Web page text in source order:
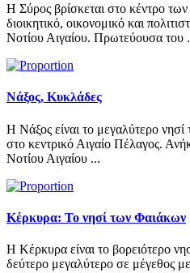
Η Σύρος βρίσκεται στο κέντρο
διοικητικό, οικονομικό και
Νοτίου Αιγαίου. Πρωτεύουσα του
Νάξος, Κυκλάδες
Η Νάξος είναι το μεγαλύτερο
στο κεντρικό Αιγαίο Πέλαγος.
Νοτίου Αιγαίου ...
Κέρκυρα: Το νησί των Φαιάκων
Η Κέρκυρα είναι το βορειότερο
δεύτερο μεγαλύτερο σε μέγεθος